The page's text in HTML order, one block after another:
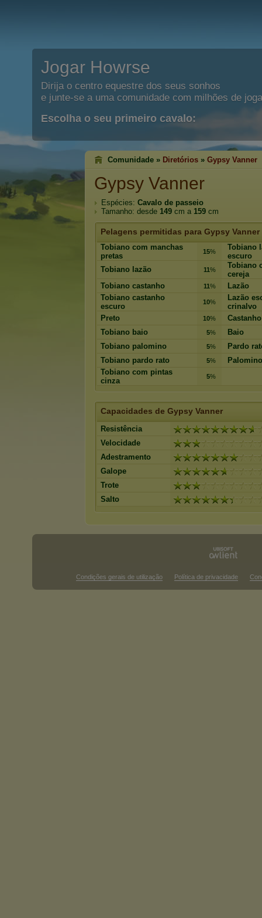
Jogar Howrse
Dirija o centro equestre dos seus sonhos
e junte-se a uma comunidade com milhões de
Escolha o seu primeiro cavalo:
Comunidade » Diretórios » Gypsy Vanner
Gypsy Vanner
Espécies: Cavalo de passeio
Tamanho: desde 149 cm a 159 cm
Pelagens permitidas para Gypsy Vanner
Tobiano com manchas
pretas
15%
Tobiano
escuro
Tobiano lazão
11%
Tobiano
cereja
Tobiano castanho
11%
Lazão
Tobiano castanho
escuro
10%
Lazão
crinalvo
Preto
10%
Castanho
Tobiano baio
5%
Baio
Tobiano palomino
5%
Pardo
Tobiano pardo rato
5%
Palomino
Tobiano com pintas
cinza
5%
Capacidades de Gypsy Vanner
Resistência
Velocidade
Adestramento
Galope
Trote
Salto
Condições gerais de utilização Política de privacidade